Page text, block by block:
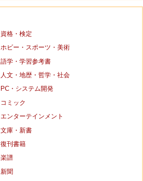
資格・検定
ホビー・スポーツ・美術
語学・学習参考書
人文・地歴・哲学・社会
PC・システム開発
コミック
エンターテインメント
文庫・新書
復刊書籍
楽譜
新聞